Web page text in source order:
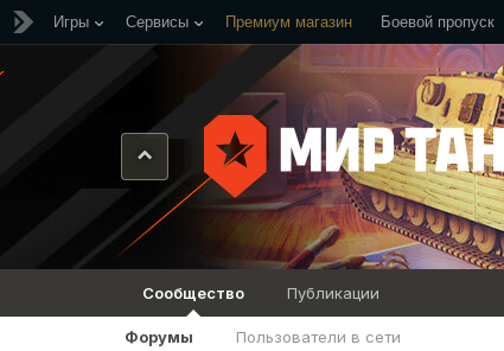
Игры Сервисы Премиум магазин Боевой пропуск
Сообщество
Форумы Пользователи в сети
Публикации